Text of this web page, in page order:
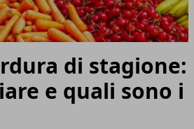
di stagione:
e quali sono i